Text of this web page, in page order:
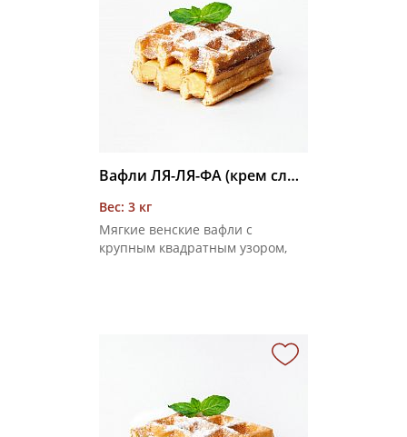
Вафли ЛЯ-ЛЯ-ФА (крем сливочный) 3 кг
Вес: 3 кг
Мягкие венские вафли с
крупным квадратным узором,